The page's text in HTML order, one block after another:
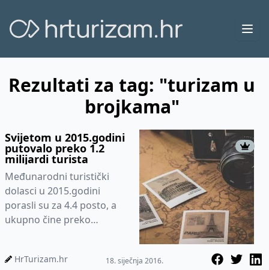
Rezultati za tag: "turizam u
brojkama"
Svijetom u 2015.godini
putovalo preko 1.2
milijardi turista
Međunarodni turistički
dolasci u 2015.godini
porasli su za 4.4 posto, a
ukupno čine preko
milijuna, nav...
HrTurizam.hr 18. siječnja 2016.